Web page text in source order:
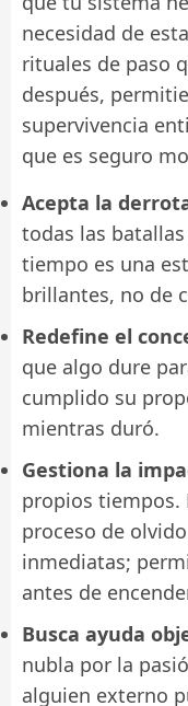
necesidad de
rituales de paso
después,
supervivencia
que es seguro
Acepta la
todas las
tiempo es una
brillantes, no de
Redefine el
que algo dure
cumplido su
mientras duró.
Gestiona la
propios tiempos.
proceso de
inmediatas;
antes de
Busca ayuda
nubla por la
alguien externo